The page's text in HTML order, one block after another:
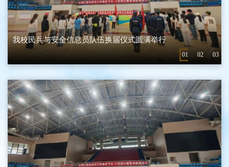
我校民兵与安全信息员队伍换届仪式圆满举行